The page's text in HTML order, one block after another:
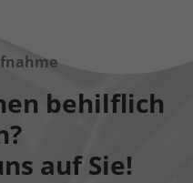
behilflich
auf Sie!